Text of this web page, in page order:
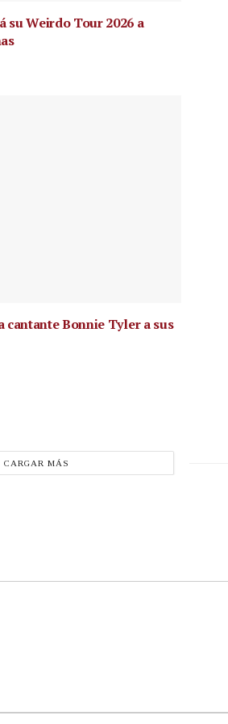
su Weirdo Tour 2026 a
cantanteBonnie Tyler a sus
CARGAR MÁS